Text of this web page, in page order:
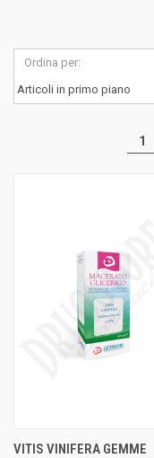
Ordina per:
1
VITIS VINIFERA GEMME